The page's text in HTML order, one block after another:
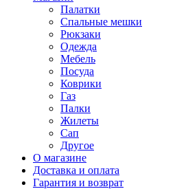
Палатки
Спальные мешки
Рюкзаки
Одежда
Мебель
Посуда
Коврики
Газ
Палки
Жилеты
Сап
Другое
О магазине
Доставка и оплата
Гарантия и возврат